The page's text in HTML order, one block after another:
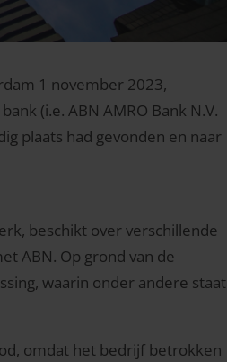
1 november 2023,
(i.e. ABN AMRO Bank N.V.
plaats had gevonden en naar
beschikt over verschillende
ABN. Op grond van de
waarin onder andere staat
omdat het bedrijf betrokken